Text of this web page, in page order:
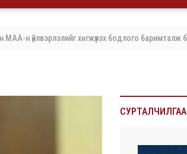
үйлвэрлэлийг хөгжүүлэх бодлого баримталж байна
СУРТАЛЧИЛГАА